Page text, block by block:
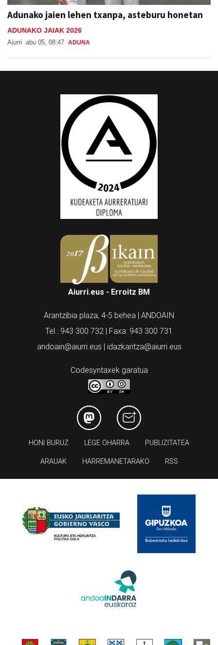
Adunako jaien lehen txanpa, asteburu honetan
ADUNAKO JAIAK 2026
Aiurri abu 05, 08:47 ADUNA
Aiurri.eus - Erroitz BM
Arantzibia plaza, 4-5 behea | ANDOAIN
Tel.: 943 300 732 | Faxa: 943 300 731
andoain@aiurri.eus | idazkaritza@aiurri.eus
Codesyntaxek garatua
HONI BURUZ LEGE OHARRA PUBLIZITATEA
ARAUAK HARREMANETARAKO RSS